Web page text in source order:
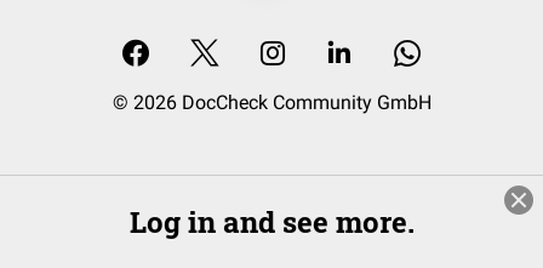
© 2026 DocCheck Community GmbH
Log in and see more.